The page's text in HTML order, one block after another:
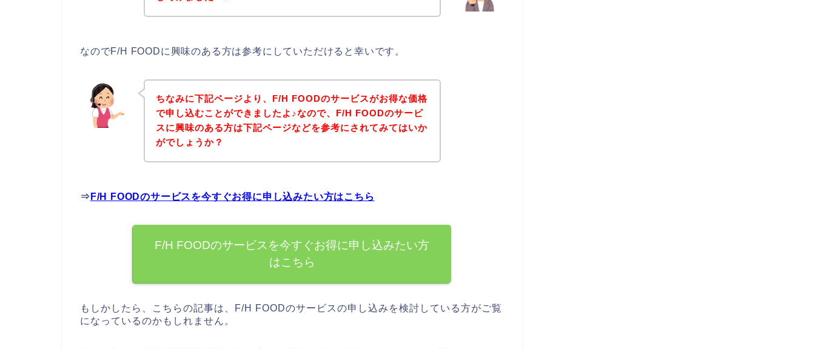
なのでF/H FOODに興味のある方は参考にしていただけると幸いです。
ちなみに下記ページより、F/H FOODのサービスがお得な価格
で申し込むことができましたよ♪なので、F/H FOODのサービ
スに興味のある方は下記ページなどを参考にされてみてはいか
がでしょうか？
⇒ F/H FOODのサービスを今すぐお得に申し込みたい方はこちら
F/H FOODのサービスを今すぐお得に申し込みたい方
はこちら
もしかしたら、こちらの記事は、F/H FOODのサービスの申し込みを検討している方がご覧
になっているのかもしれません。